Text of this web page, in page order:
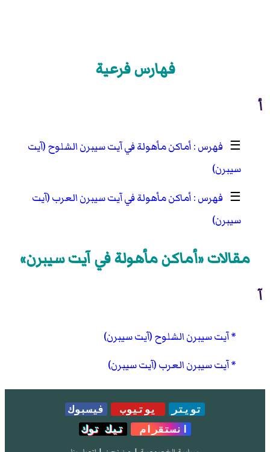
فهارس فرعية
أ
☰
أماكن مأهولة في آيت سيبرن الشلوح (آيت
سيبرن)
☰
أماكن مأهولة في آيت سيبرن العرب (آيت
سيبرن)
مقالات «أماكن مأهولة في آيت سيبرن»
آ
آيت سيبرن الشلوح (آيت سيبرن)
آيت سيبرن العرب (آيت سيبرن)
تويتر يوتيوب
فيسبوك
انستقرام
تيك توك